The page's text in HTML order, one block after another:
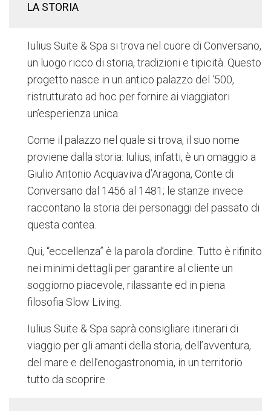
LA STORIA
Iulius Suite & Spa si trova nel cuore di Conversano,
un luogo ricco di storia, tradizioni e tipicità. Questo
progetto nasce in un antico palazzo del ‘500,
ristrutturato ad hoc per fornire ai viaggiatori
un’esperienza unica.
Come il palazzo nel quale si trova, il suo nome
proviene dalla storia: Iulius, infatti, è un omaggio a
Giulio Antonio Acquaviva d’Aragona, Conte di
Conversano dal 1456 al 1481; le stanze invece
raccontano la storia dei personaggi del passato di
questa contea.
Qui, “eccellenza” è la parola d’ordine. Tutto è rifinito
nei minimi dettagli per garantire al cliente un
soggiorno piacevole, rilassante ed in piena
filosofia Slow Living.
Iulius Suite & Spa saprà consigliare itinerari di
viaggio per gli amanti della storia, dell’avventura,
del mare e dell’enogastronomia, in un territorio
tutto da scoprire.